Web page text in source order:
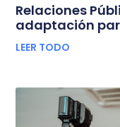
Relaciones
adaptación
LEER TODO